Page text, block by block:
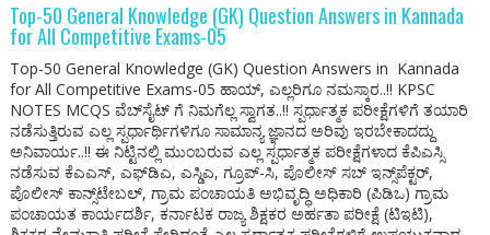
Top-50 General Knowledge (GK) Question Answers in Kannada
for All Competitive Exams-05
Top-50 General Knowledge (GK) Question Answers in Kannada
for All Competitive Exams-05 ಹಾಯ್, ಎಲ್ಲರಿಗೂ ನಮಸ್ಕಾರ..!! KPSC
NOTES MCQS ವೆಬ್‌ಸೈಟ್ ಗೆ ನಿಮಗೆಲ್ಲ ಸ್ವಾಗತ..!! ಸ್ಪರ್ಧಾತ್ಮಕ ಪರೀಕ್ಷೆಗಳಿಗೆ ತಯಾರಿ
ನಡೆಸುತ್ತಿರುವ ಎಲ್ಲ ಸ್ಪರ್ಧಾರ್ಥಿಗಳಿಗೂ ಸಾಮಾನ್ಯ ಜ್ಞಾನದ ಅರಿವು ಇರಬೇಕಾದದ್ದು
ಅನಿವಾರ್ಯ..!! ಈ ನಿಟ್ಟಿನಲ್ಲಿ ಮುಂಬರುವ ಎಲ್ಲ ಸ್ಪರ್ಧಾತ್ಮಕ ಪರೀಕ್ಷೆಗಳಾದ ಕೆಪಿಎಸ್ಸಿ
ನಡೆಸುವ ಕೆಎಎಸ್, ಎಫ್‌ಡಿಎ, ಎಸ್ಡಿಎ, ಗ್ರೂಪ್-ಸಿ, ಪೊಲೀಸ್ ಸಬ್ ಇನ್ಸ್‌ಪೆಕ್ಟರ್,
ಪೊಲೀಸ್ ಕಾನ್ಸ್‌ಟೇಬಲ್, ಗ್ರಾಮ ಪಂಚಾಯತಿ ಅಭಿವೃದ್ಧಿ ಅಧಿಕಾರಿ (ಪಿಡಿಒ) ಗ್ರಾಮ
ಪಂಚಾಯತ ಕಾರ್ಯದರ್ಶಿ, ಕರ್ನಾಟಕ ರಾಜ್ಯ ಶಿಕ್ಷಕರ ಅರ್ಹತಾ ಪರೀಕ್ಷೆ (ಟಿಇಟಿ),